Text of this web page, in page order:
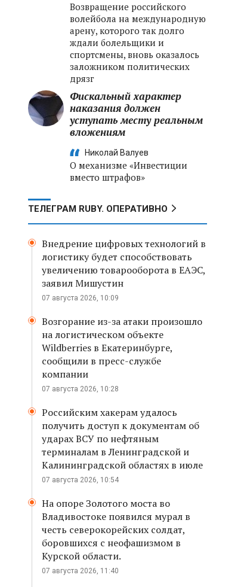
Возвращение российского
волейбола на международную
арену, которого так долго
ждали болельщики и
спортсмены, вновь оказалось
заложником политических
дрязг
Фискальный характер
наказания должен
уступать месту реальным
вложениям
Николай Валуев
О механизме «Инвестиции
вместо штрафов»
ТЕЛЕГРАМ RUBY. ОПЕРАТИВНО
Внедрение цифровых технологий в
логистику будет способствовать
увеличению товарооборота в ЕАЭС,
заявил Мишустин
07 августа 2026, 10:09
Возгорание из-за атаки произошло
на логистическом объекте
Wildberries в Екатеринбурге,
сообщили в пресс-службе
компании
07 августа 2026, 10:28
Российским хакерам удалось
получить доступ к документам об
ударах ВСУ по нефтяным
терминалам в Ленинградской и
Калининградской областях в июле
07 августа 2026, 10:54
На опоре Золотого моста во
Владивостоке появился мурал в
честь северокорейских солдат,
боровшихся с неофашизмом в
Курской области.
07 августа 2026, 11:40